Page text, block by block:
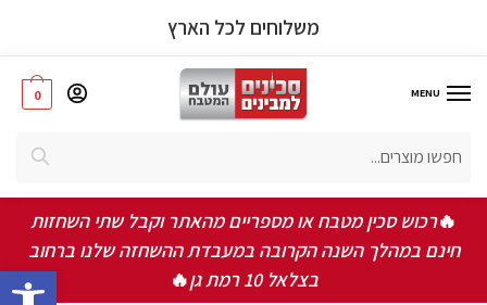
משלוחים לכל הארץ
MENU
חיפוש
0
🔥רכוש סכין מטבח או מספריים מהאתר וקבל שתי השחזות
חינם במהלך השנה הקרובה במעבדת ההשחזה שלנו ברחוב
בצלאל 10 רמת גן
🔥